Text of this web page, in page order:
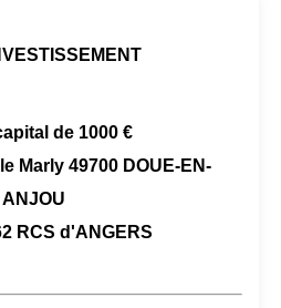
de 1000 €
Marly 49700 DOUE-EN-
ANJOU
RCS d'ANGERS